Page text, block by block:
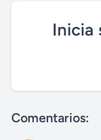
Inicia
Comentarios: